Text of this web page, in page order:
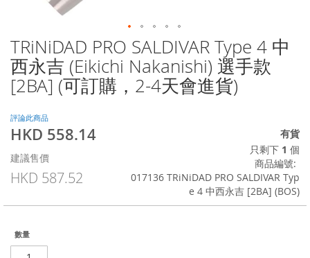
TRiNiDAD PRO SALDIVAR Type 4 中
西永吉 (Eikichi Nakanishi) 選手款
[2BA] (可訂購，2-4天會進貨)
評論此商品
特
價
格
HKD 558.14
建議售價
HKD 587.52
有貨
只剩下 1 個
商品編號
017136 TRiNiDAD PRO SALDIVAR Typ
e 4 中西永吉 [2BA] (BOS)
數量
Skip
to
the
beginning
of
the
images
gallery